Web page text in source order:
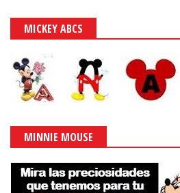
MICKEY ABCS
MINNIE MOUSE